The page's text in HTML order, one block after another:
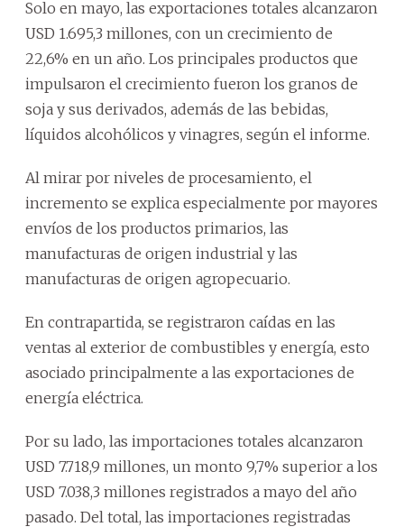
Solo en mayo, las exportaciones totales alcanzaron
USD 1.695,3 millones, con un crecimiento de
22,6% en un año. Los principales productos que
impulsaron el crecimiento fueron los granos de
soja y sus derivados, además de las bebidas,
líquidos alcohólicos y vinagres, según el informe.
Al mirar por niveles de procesamiento, el
incremento se explica especialmente por mayores
envíos de los productos primarios, las
manufacturas de origen industrial y las
manufacturas de origen agropecuario.
En contrapartida, se registraron caídas en las
ventas al exterior de combustibles y energía, esto
asociado principalmente a las exportaciones de
energía eléctrica.
Por su lado, las importaciones totales alcanzaron
USD 7.718,9 millones, un monto 9,7% superior a los
USD 7.038,3 millones registrados a mayo del año
pasado. Del total, las importaciones registradas